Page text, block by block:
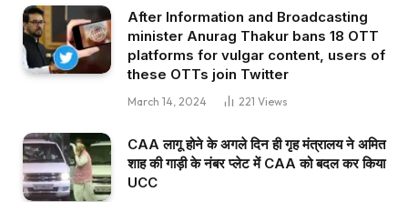
After Information and Broadcasting
minister Anurag Thakur bans 18 OTT
platforms for vulgar content, users of
these OTTs join Twitter
March 14, 2024 221 Views
CAA लागू होने के अगले दिन ही गृह मंत्रालय ने अमित
शाह की गाड़ी के नंबर प्लेट में CAA को बदल कर किया
UCC